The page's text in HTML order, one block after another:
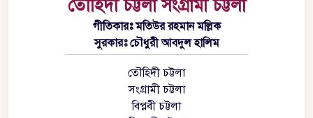
তৌহিদী চট্টলা সংগ্রামী চট্টলা
গীতিকারঃ মতিউর রহমান মল্লিক
সুরকারঃ চৌধুরী আবদুল হালিম
তৌহিদী চট্টলা
সংগ্রামী চট্টলা
বিপ্লবী চট্টলা